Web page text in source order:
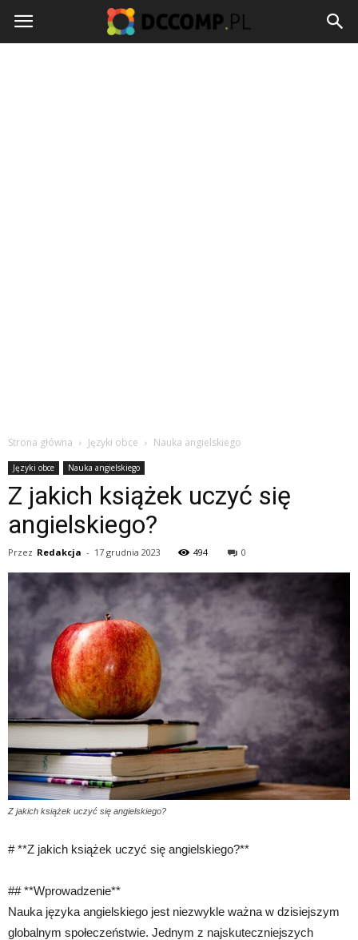
Strona główna Języki obce Nauka angielskiego
Języki obce Nauka angielskiego
Z jakich książek uczyć się
angielskiego?
Przez Redakcja - 17 grudnia 2023 494 0
Z jakich książek uczyć się angielskiego?
# **Z jakich książek uczyć się angielskiego?**
## **Wprowadzenie**
Nauka języka angielskiego jest niezwykle ważna w dzisiejszym
globalnym społeczeństwie. Jednym z najskuteczniejszych